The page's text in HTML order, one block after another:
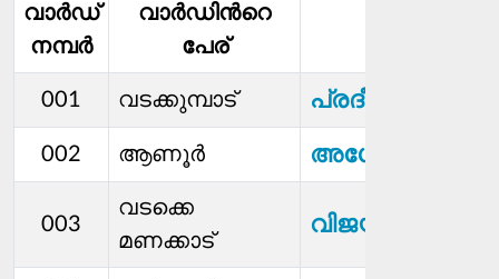
വാര്‍ഡ്‌
നമ്പര്‍
വാര്‍ഡിൻറെ
പേര്
001 വടക്കുമ്പാട് പ്രദീപൻ
002 ആണൂർ അശോകൻ
003
വടക്കെ
മണക്കാട്
വിജയകുമാർ